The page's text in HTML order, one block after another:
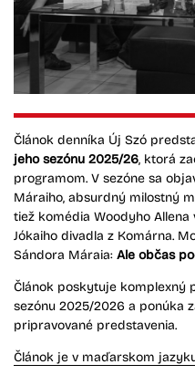
Článok denníka Új Szó
jeho sezónu 2025/26, ktorá
programom. V sezóne sa
Máraiho, absurdný milostný
tiež komédia Woodyho
Jókaiho divadla z Komárna.
Sándora Máraia: Ale občas
Článok poskytuje komplexný
sezónu 2025/2026 a ponúka
pripravované predstavenia.
Článok je v maďarskom